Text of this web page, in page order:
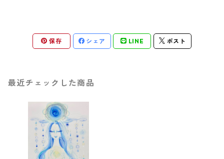
保存 シェア LINE ポスト
最近チェックした商品